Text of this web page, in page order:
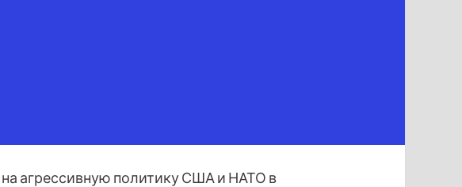
агрессивную политику США и НАТО в